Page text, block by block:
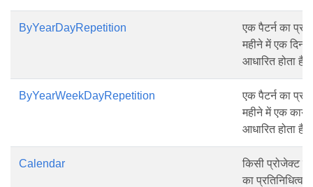
ByYearDayRepetition
एक पैटर्न का
महीने में एक दिन
आधारित होता है।
ByYearWeekDayRepetition
एक पैटर्न का
महीने में एक
आधारित होता है।
Calendar
किसी प्रोजेक्ट
का प्रतिनिधित्व